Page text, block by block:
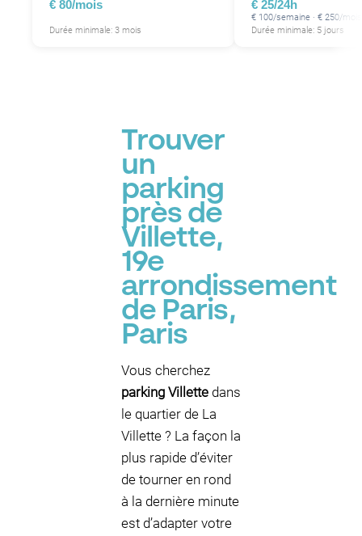
€ 80/mois
Durée minimale: 3 mois
€ 25/24h
€ 100/semaine · € 250/mois
Durée minimale: 5 jours
Trouver
un
parking
près de
Villette,
19e
arrondissement
de Paris,
Paris
Vous cherchez
parking Villette dans
le quartier de La
Villette ? La façon la
plus rapide d’éviter
de tourner en rond
à la dernière minute
est d’adapter votre